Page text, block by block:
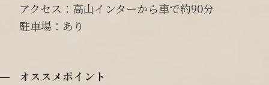
アクセス：高山インターから車で約90分
駐車場：あり
オススメポイント